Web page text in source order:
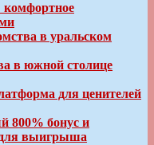
комфортное
в уральском
в южной столице
для ценителей
800% бонус и
для выигрыша